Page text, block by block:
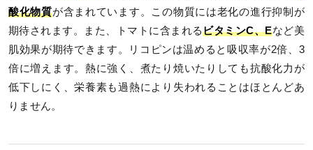
酸化物質が含まれています。この物質には老化の進行抑制が
期待されます。また、トマトに含まれるビタミンC、Eなど美
肌効果が期待できます。リコピンは温めると吸収率が2倍、3
倍に増えます。熱に強く、煮たり焼いたりしても抗酸化力が
低下しにく、栄養素も過熱により失われることはほとんどあ
りません。